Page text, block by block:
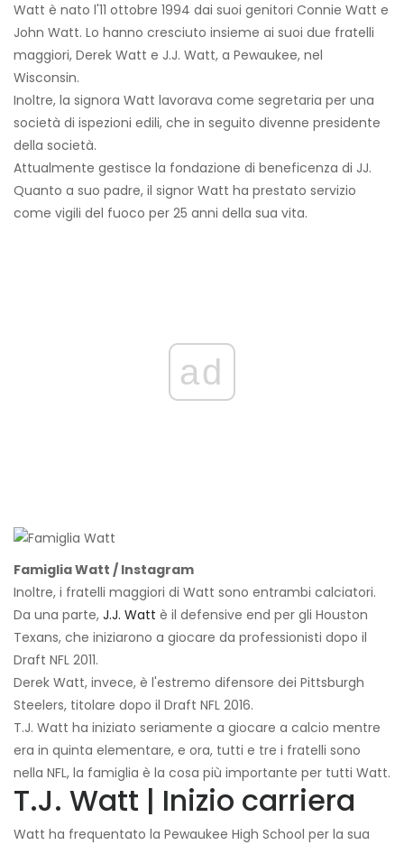
Watt è nato l'11 ottobre 1994 dai suoi genitori Connie Watt e
John Watt. Lo hanno cresciuto insieme ai suoi due fratelli
maggiori, Derek Watt e J.J. Watt, a Pewaukee, nel
Wisconsin.
Inoltre, la signora Watt lavorava come segretaria per una
società di ispezioni edili, che in seguito divenne presidente
della società.
Attualmente gestisce la fondazione di beneficenza di JJ.
Quanto a suo padre, il signor Watt ha prestato servizio
come vigili del fuoco per 25 anni della sua vita.
ad
Famiglia Watt / Instagram
Inoltre, i fratelli maggiori di Watt sono entrambi calciatori.
Da una parte, J.J. Watt è il defensive end per gli Houston
Texans, che iniziarono a giocare da professionisti dopo il
Draft NFL 2011.
Derek Watt, invece, è l'estremo difensore dei Pittsburgh
Steelers, titolare dopo il Draft NFL 2016.
T.J. Watt ha iniziato seriamente a giocare a calcio mentre
era in quinta elementare, e ora, tutti e tre i fratelli sono
nella NFL, la famiglia è la cosa più importante per tutti Watt.
T.J. Watt | Inizio carriera
Watt ha frequentato la Pewaukee High School per la sua